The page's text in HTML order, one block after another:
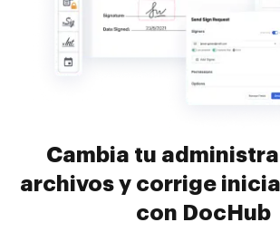
Cambia tu
archivos y corrige
con DocHub